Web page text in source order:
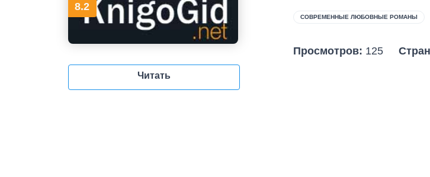
8.2
Читать
СОВРЕМЕННЫЕ ЛЮБОВНЫЕ РОМАНЫ
Просмотров: 125